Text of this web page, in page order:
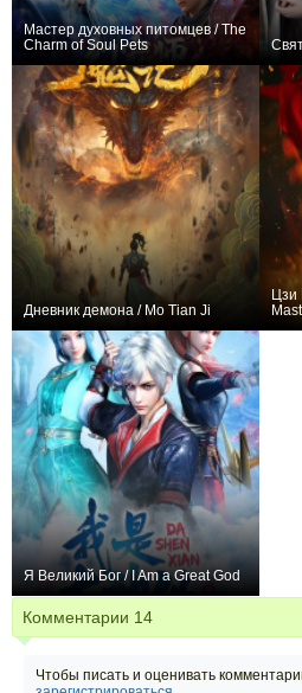
Мастер духовных питомцев / The
Charm of Soul Pets
Дневник демона / Mo Tian Ji
Цзи
Я Великий Бог / I Am a Great God
Комментарии 14
Чтобы писать и оценивать